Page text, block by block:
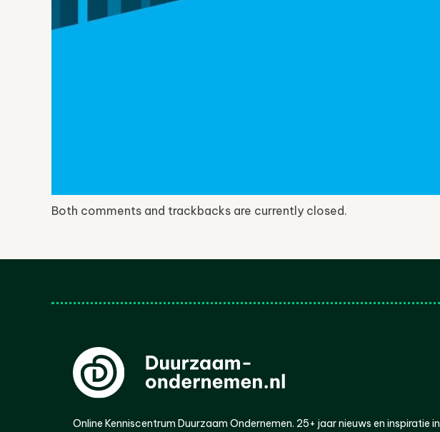
Both comments and trackbacks are currently closed.
Online Kenniscentrum Duurzaam Ondernemen. 25+ jaar nieuws en inspiratie in